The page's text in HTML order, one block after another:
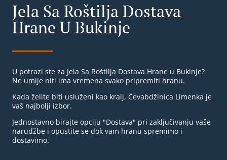
Jela Sa Roštilja Dostava
Hrane U Bukinje
U potrazi ste za Jela Sa Roštilja Dostava Hrane u Bukinje?
Ne umije niti ima vremena svako pripremiti hranu.
Kada želite biti usluženi kao kralj, Ćevabdžinica Limenka je
vaš najbolji izbor.
Jednostavno birajte opciju "Dostava" pri zaključivanju vaše
narudžbe i opustite se dok vam hranu spremimo i
dostavimo.